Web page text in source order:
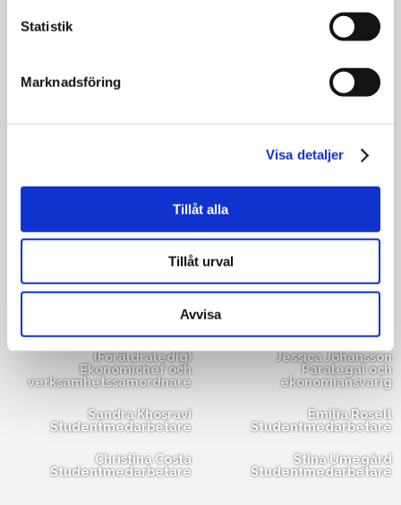
Statistik
Marknadsföring
Visa detaljer
Tillåt alla
Tillåt urval
Avvisa
Jens-Victor Palm
Advokat, ägare
Marie Mjöberg
Linnéa Bergman (f.d. Berg)
Sidar Långhavet
Viktor Vårlid
Biträdande jurist
Sofia Paulsson
Biträdande jurist
Biträdande jurist
Biträdande jurist
(Föräldraledig)
Ekonomichef och
verksamhetssamordnare
Jessica Johansson
Paralegal och
ekonomiansvarig
Sandra Khosravi
Studentmedarbetare
Emilia Rosell
Studentmedarbetare
Christina Costa
Studentmedarbetare
Stina Umegård
Studentmedarbetare